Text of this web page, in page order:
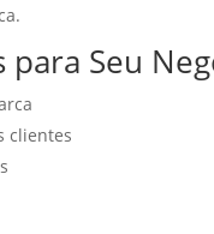
Seu
clientes